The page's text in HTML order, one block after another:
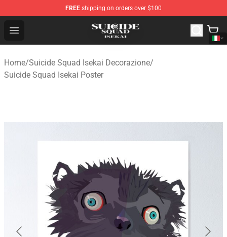
FREE shipping on orders over $100
Open menu
Suicide Squad Isekai Store - Official Suicide Squad
Home/Suicide Squad Isekai Decorazione/
Suicide Squad Isekai Poster